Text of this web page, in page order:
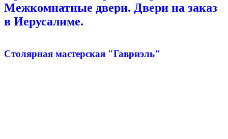
Межкомнатные двери. Двери на заказ
в Иерусалиме.
Столярная мастерская "Гавриэль"